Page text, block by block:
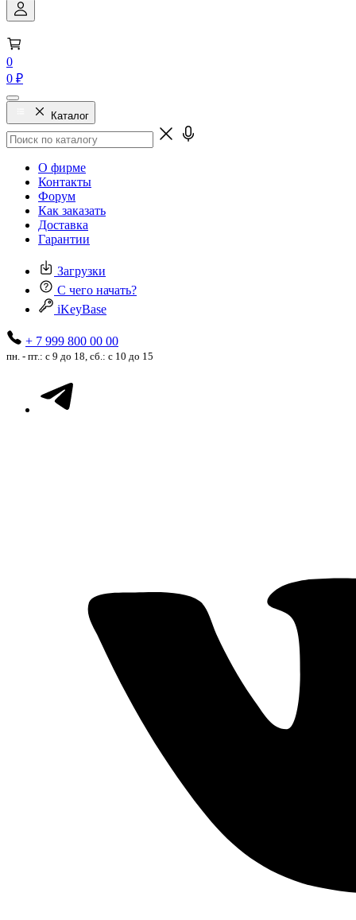
0
0 ₽
Каталог
О фирме
Контакты
Форум
Как заказать
Доставка
Гарантии
Загрузки
С чего начать?
iKeyBase
+ 7 999 800 00 00
пн. - пт.: с 9 до 18, сб.: с 10 до 15